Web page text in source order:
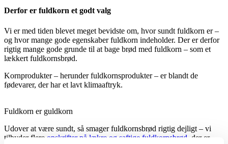
Derfor er fuldkorn et godt valg
Vi er med tiden blevet meget bevidste om, hvor sundt fuldkorn er –
og hvor mange gode egenskaber fuldkorn indeholder. Der er derfor
rigtig mange gode grunde til at bage brød med fuldkorn – som et
lækkert fuldkornsbrød.
Kornprodukter – herunder fuldkornsprodukter – er blandt de
fødevarer, der har et lavt klimaaftryk.
Fuldkorn er guldkorn
Udover at være sundt, så smager fuldkornsbrød rigtig dejligt – vi
tilbyder flere opskrifter på lækre og saftige fuldkornsbrød , der er